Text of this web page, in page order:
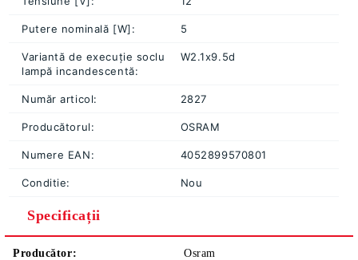
Putere nominală [W]: 5
Variantă de execuție soclu
lampă incandescentă:
W2.1x9.5d
Număr articol: 2827
Producătorul: OSRAM
Numere EAN: 4052899570801
Conditie: Nou
Specificații
Producător: Osram